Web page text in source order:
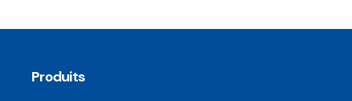
Produits